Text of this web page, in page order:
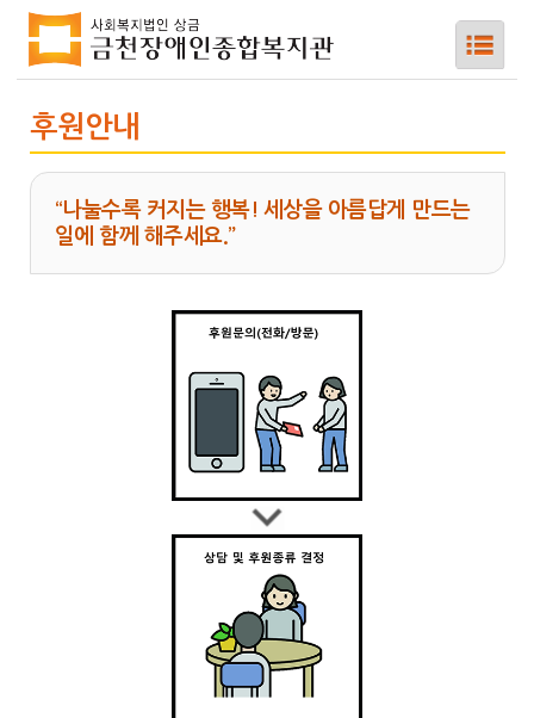
하위메뉴
후원안내
“나눌수록 커지는 행복! 세상을 아름답게 만드는
일에 함께 해주세요.”